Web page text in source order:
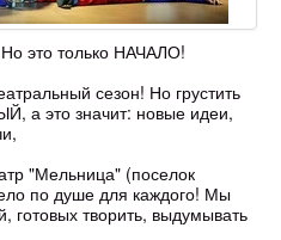
это только НАЧАЛО!
сезон! Но грустить
а это значит: новые идеи,
"Мельница" (поселок
по душе для каждого! Мы
творить, выдумывать